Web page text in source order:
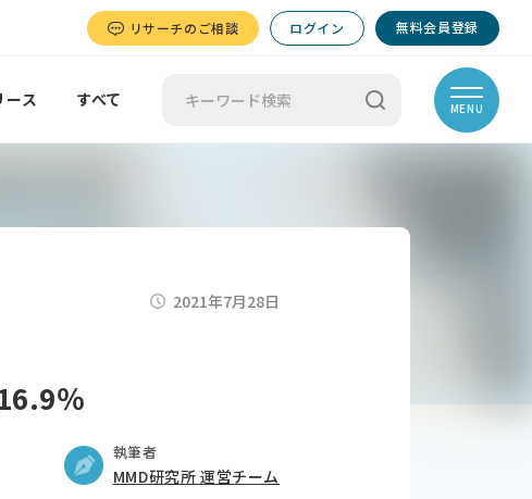
リサーチのご相談 ログイン 無料会員登録
ース すべて MENU
2021年7月28日
％
執筆者
MMD研究所 運営チーム